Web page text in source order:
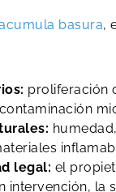
basura,
proliferación
legal: el
intervención, la